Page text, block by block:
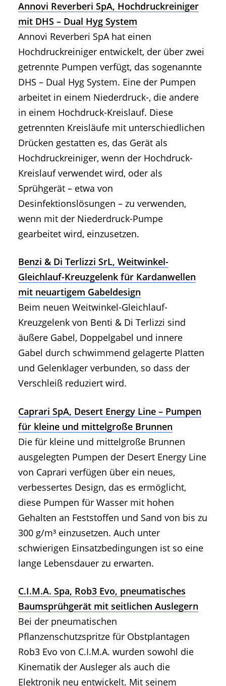
Annovi Reverberi SpA, Hochdruckreiniger
mit DHS – Dual Hyg System
Annovi Reverberi SpA hat einen
Hochdruckreiniger entwickelt, der über zwei
getrennte Pumpen verfügt, das sogenannte
DHS – Dual Hyg System. Eine der Pumpen
arbeitet in einem Niederdruck-, die andere
in einem Hochdruck-Kreislauf. Diese
getrennten Kreisläufe mit unterschiedlichen
Drücken gestatten es, das Gerät als
Hochdruckreiniger, wenn der Hochdruck-
Kreislauf verwendet wird, oder als
Sprühgerät – etwa von
Desinfektionslösungen – zu verwenden,
wenn mit der Niederdruck-Pumpe
gearbeitet wird, einzusetzen.
Benzi & Di Terlizzi SrL, Weitwinkel-
Gleichlauf-Kreuzgelenk für Kardanwellen
mit neuartigem Gabeldesign
Beim neuen Weitwinkel-Gleichlauf-
Kreuzgelenk von Benti & Di Terlizzi sind
äußere Gabel, Doppelgabel und innere
Gabel durch schwimmend gelagerte Platten
und Gelenklager verbunden, so dass der
Verschleiß reduziert wird.
Caprari SpA, Desert Energy Line – Pumpen
für kleine und mittelgroße Brunnen
Die für kleine und mittelgroße Brunnen
ausgelegten Pumpen der Desert Energy Line
von Caprari verfügen über ein neues,
verbessertes Design, das es ermöglicht,
diese Pumpen für Wasser mit hohen
Gehalten an Feststoffen und Sand von bis zu
300 g/m³ einzusetzen. Auch unter
schwierigen Einsatzbedingungen ist so eine
lange Lebensdauer zu erwarten.
C.I.M.A. Spa, Rob3 Evo, pneumatisches
Baumsprühgerät mit seitlichen Auslegern
Bei der pneumatischen
Pflanzenschutzspritze für Obstplantagen
Rob3 Evo von C.I.M.A. wurden sowohl die
Kinematik der Ausleger als auch die
Elektronik neu entwickelt. Mit seinem